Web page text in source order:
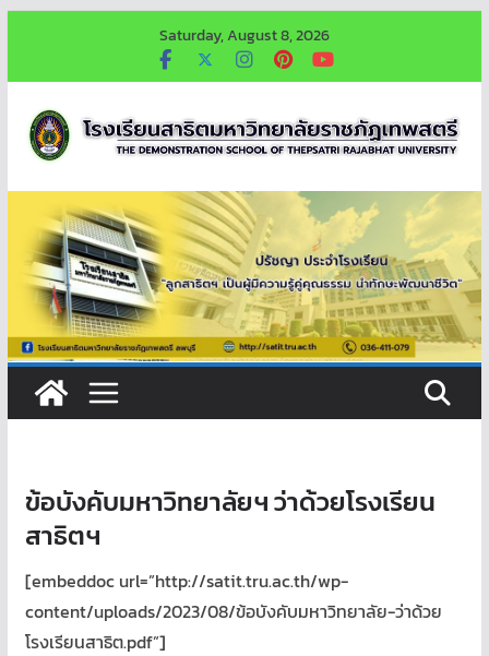
content
Saturday, August 8, 2026
ข้อบังคับมหาวิทยาลัยฯ ว่าด้วยโรงเรียน
สาธิตฯ
[embeddoc url=”http://satit.tru.ac.th/wp-
content/uploads/2023/08/ข้อบังคับมหาวิทยาลัย-ว่าด้วย
โรงเรียนสาธิต.pdf”]